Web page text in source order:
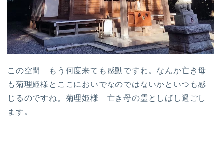
この空間 もう何度来ても感動ですわ。なんか亡き母
も菊理姫様とここにおいでなのではないかといつも感
じるのですね。菊理姫様 亡き母の霊としばし過ごし
ます。